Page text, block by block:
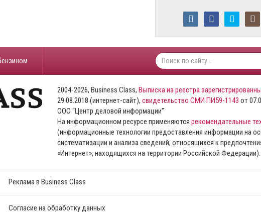
2004-2026, Business Class, Выписка из реестра
29.08.2018 (интернет-сайт), свидетельство СМИ ПИ59-1143 от
ООО “Центр деловой информации”
На информационном ресурсе применяются рекомендательные
(информационные технологии предоставления информации на
систематизации и анализа сведений, относящихся к
«Интернет», находящихся на территории Российской Федерации).
Реклама в Business Class
Согласие на обработку данных